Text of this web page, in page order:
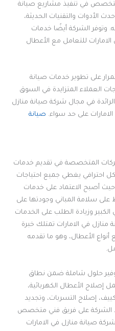
في تنفيذ مشاريع صيانة
الأدوات والتقنيات الحديثة،
وتوفر الشركة أيضًا خدمات
للتعامل مع الأعطال
على تطوير خدمات صيانة
العملاء المتزايدة في السوق
في مجال شركة صيانة منازل
على حد سواء. صيانة
المتخصصة في تقديم خدمات
احترافي يغطي جميع احتياجات
حيث أصبح الاعتماد على خدمات
على سلامة المباني وجودتها على
وزيادة الطلب على الخدمات
منازل في الامارات تمتلك خبرة
الأعطال، وهو ما تقدمه
حلول شاملة ضمن نطاق
إصلاح الأعطال الكهربائية،
إصلاح التسربات، وتجديد
الشركة على فريق فني متخصص
صيانة منازل في الامارات